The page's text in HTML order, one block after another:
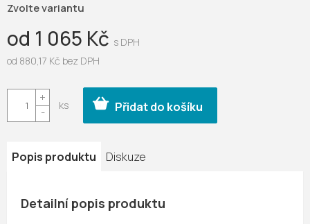
od 1 065 Kč
od 880,17 Kč bez DPH
cena:
Zvolte variantu
Přidat do košíku
Popis produktu Diskuze
Detailní popis produktu